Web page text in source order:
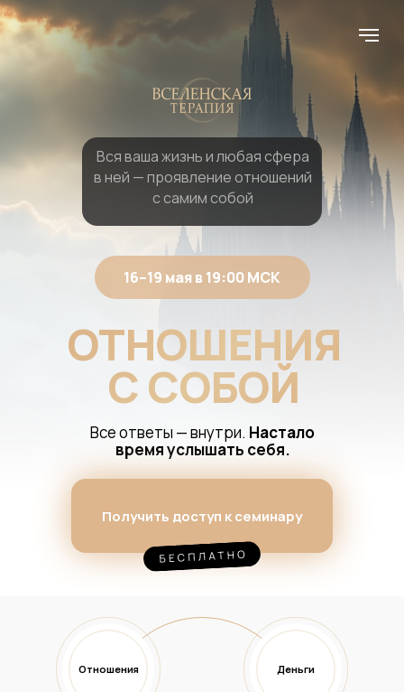
Все ответы — внутри. Настало
время услышать себя.
16–19 мая в 19:00 МСК
ОТНОШЕНИЯ
С СОБОЙ
Получить доступ к семинару
Вся ваша жизнь и любая сфера
в ней — проявление отношений
с самим собой
Деньги
Отношения